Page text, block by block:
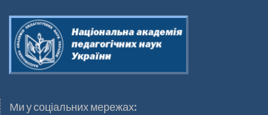
Ми у соціальних мережах: